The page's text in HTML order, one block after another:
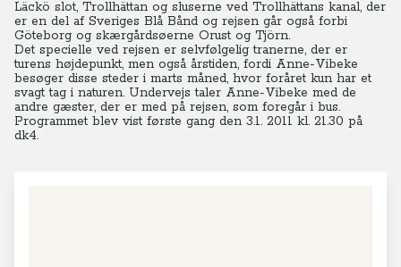
Läckö slot, Trollhättan og sluserne ved Trollhättans kanal, der
er en del af Sveriges Blå Bånd og rejsen går også forbi
Göteborg og skærgårdsøerne Orust og Tjörn.
Det specielle ved rejsen er selvfølgelig tranerne, der er
turens højdepunkt, men også årstiden, fordi Anne-Vibeke
besøger disse steder i marts måned, hvor foråret kun har et
svagt tag i naturen. Undervejs taler Anne-Vibeke med de
andre gæster, der er med på rejsen, som foregår i bus.
Programmet blev vist første gang den 3.1. 2011 kl. 21.30 på
dk4.